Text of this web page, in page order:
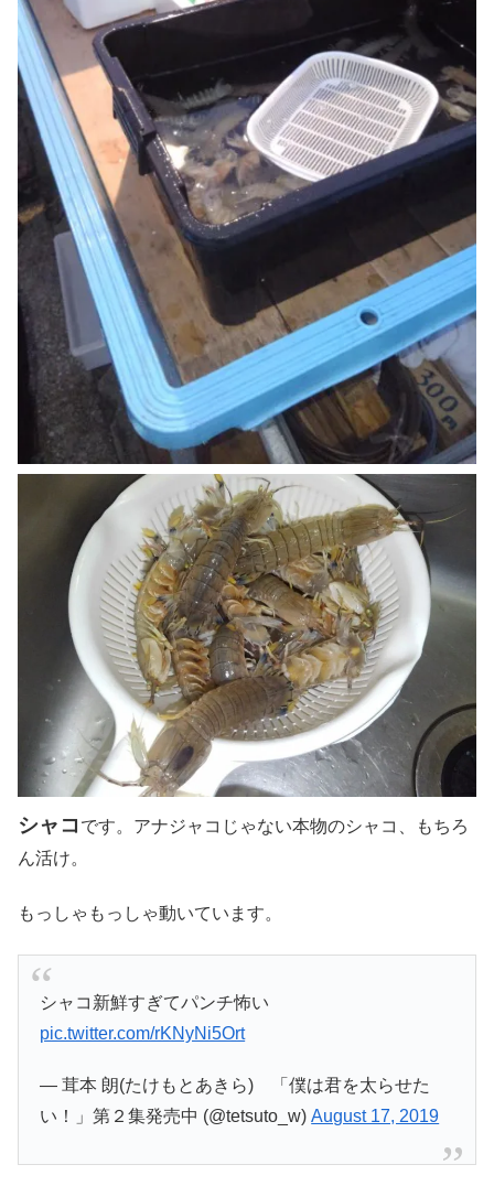
シャコ です。アナジャコじゃない本物のシャコ、もちろ
ん活け。
もっしゃもっしゃ動いています。
シャコ新鮮すぎてパンチ怖い
pic.twitter.com/rKNyNi5Ort
— 茸本 朗(たけもとあきら) 「僕は君を太らせた
い！」第２集発売中 (@tetsuto_w)August 17, 2019